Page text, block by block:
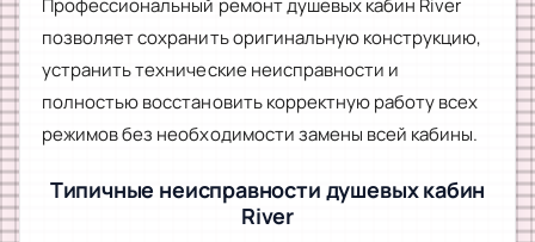
Профессиональный ремонт душевых кабин River
позволяет сохранить оригинальную конструкцию,
устранить технические неисправности и
полностью восстановить корректную работу всех
режимов без необходимости замены всей кабины.
Типичные неисправности душевых кабин
River